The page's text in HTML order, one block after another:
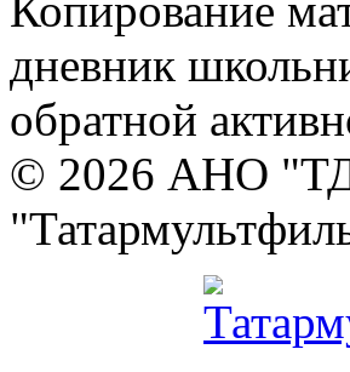
дневник
обратной
© 2026 АНО